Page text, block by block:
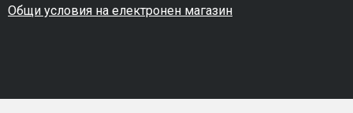
Общи условия на електронен магазин